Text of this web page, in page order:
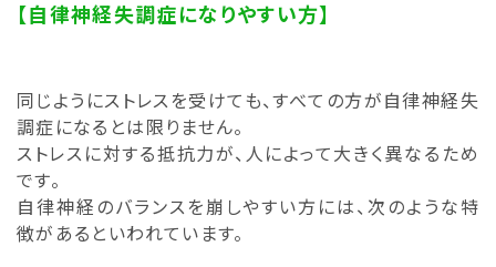
【自律神経失調症になりやすい方】
同じようにストレスを受けても、すべての方が自律神経失
調症になるとは限りません。
ストレスに対する抵抗力が、人によって大きく異なるため
です。
自律神経のバランスを崩しやすい方には、次のような特
徴があるといわれています。